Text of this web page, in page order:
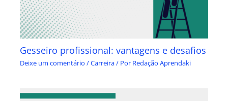
Gesseiro profissional: vantagens e desafios
Deixe um comentário /Carreira/ Por Redação Aprendaki